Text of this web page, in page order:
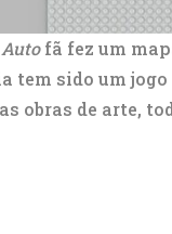
fã fez um
tem sido um
obras de arte,